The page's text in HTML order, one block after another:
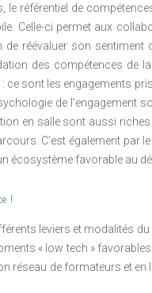
le référentiel de
Celle-ci permet aux
réévaluer son
des compétences de
sont les engagements
de
en salle sont aussi
C’est également par
écosystème favorable au
!
leviers et modalités
« low tech »
réseau de formateurs et